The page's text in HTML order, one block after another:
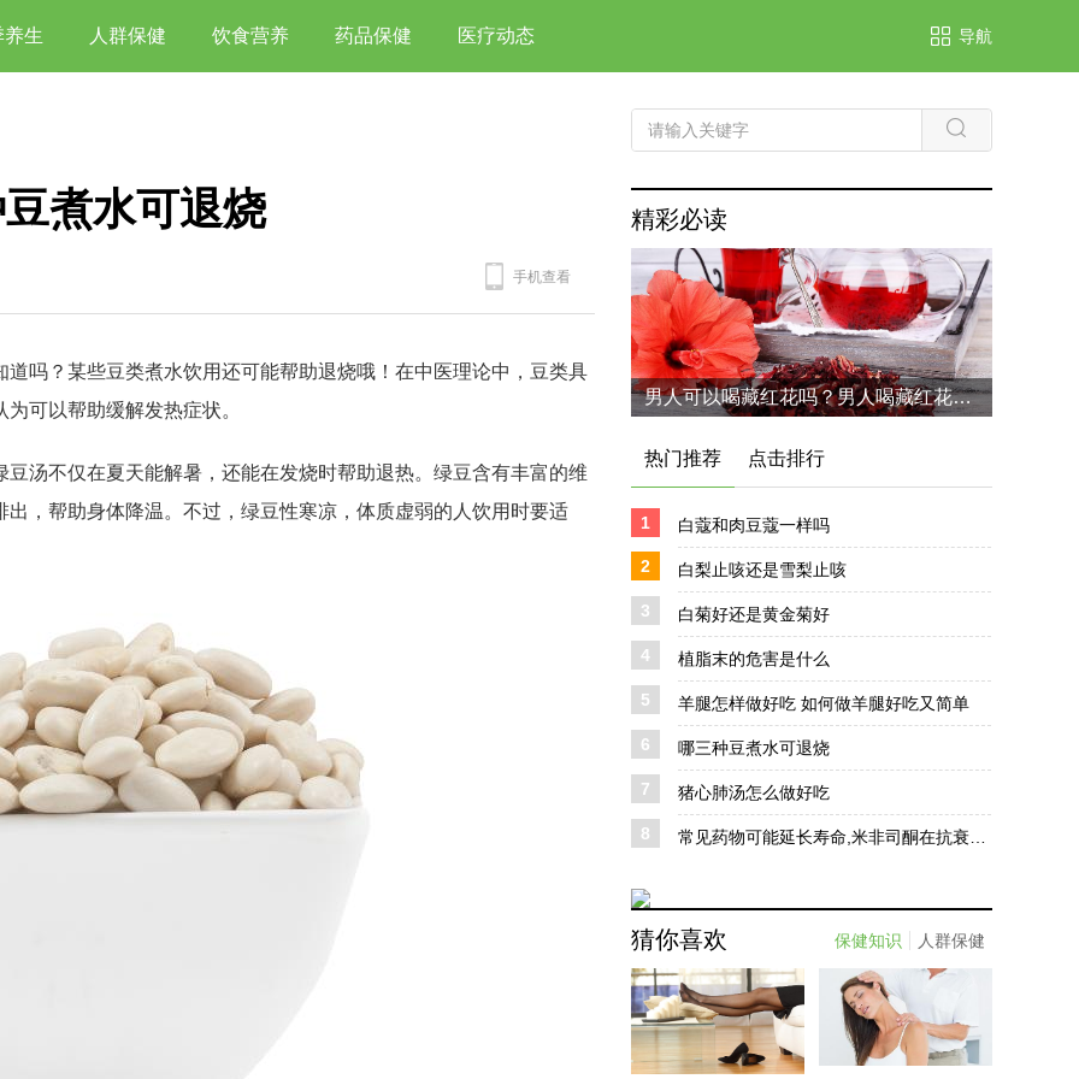
养生 人群保健 饮食营养 药品保健 医疗动态 导航
煮水可退烧
手机查看
吗？某些豆类煮水饮用还可能帮助退烧哦！在中医理论中，豆类具
可以帮助缓解发热症状。
汤不仅在夏天能解暑，还能在发烧时帮助退热。绿豆含有丰富的维
，帮助身体降温。不过，绿豆性寒凉，体质虚弱的人饮用时要适
精彩必读
男人可以喝藏红花吗？男人喝藏红花的六个好处
热门推荐 点击排行
1 白蔻和肉豆蔻一样吗
2 白梨止咳还是雪梨止咳
3 白菊好还是黄金菊好
4 植脂末的危害是什么
5 羊腿怎样做好吃 如何做羊腿好吃又简单
6 哪三种豆煮水可退烧
7 猪心肺汤怎么做好吃
8
猜你喜欢 保健知识 人群保健